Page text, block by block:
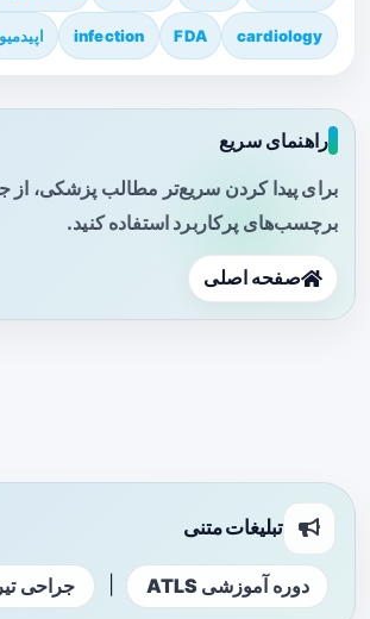
cardiology
FDA
infection
راهنمای سریع
برای پیدا کردن سریع‌تر مطالب پزشکی، از
برچسب‌های پرکاربرد استفاده کنید.
صفحه اصلی
تبلیغات متنی
دوره آموزشی ATLS جراحی